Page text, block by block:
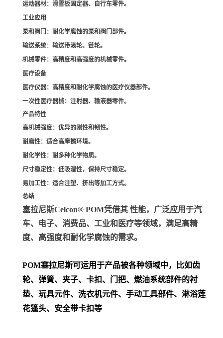
运动器材：滑雪板固定器、自行车零件。
工业应用
泵和阀门 ：耐化学腐蚀的泵和阀门部件。
输送系统：输送带滚轮、链轮。
机械零件：高精度和高强度的机械零件。
医疗设备
医疗仪器：高精度和耐化学腐蚀的医疗仪器部件。
一次性医疗器械：注射器、输液器零件。
产品特性
高机械强度：优异的刚性和韧性。
耐磨性：适合高摩擦环境。
耐化学性：耐多种化学物质。
尺寸稳定性：低吸湿性，保持尺寸稳定。
易加工性：适合注塑、挤出等加工方式。
总结
塞拉尼斯Celcon® POM凭借其 性能，广泛应用于汽
车、电子、消费品、工业和医疗等领域，满足高精
度、高强度和耐化学腐蚀的需求。
POM塞拉尼斯可运用于产品被各种领域中，比如齿
轮、弹簧、夹子、卡扣、门把、 燃油系统部件的衬
垫、玩具元件、洗衣机元件、手动工具部件、淋浴莲
花篷头、安全带卡扣等